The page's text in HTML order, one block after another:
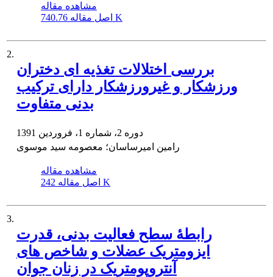
مشاهده مقاله
اصل مقاله 740.76 K
2.
بررسی اختلالات تغذیه ای دختران
ورزشکار و غیرورزشکار دارای ترکیب
بدنی متفاوت
دوره 2، شماره 1، فروردین 1391
رامین امیرساسان؛ معصومه سید موسوی
مشاهده مقاله
اصل مقاله 242 K
3.
رابطۀ سطح فعالیت بدنی، قدرت
ایزومتریک عضلات و شاخص های
آنتروپومتریک در زنان جوان